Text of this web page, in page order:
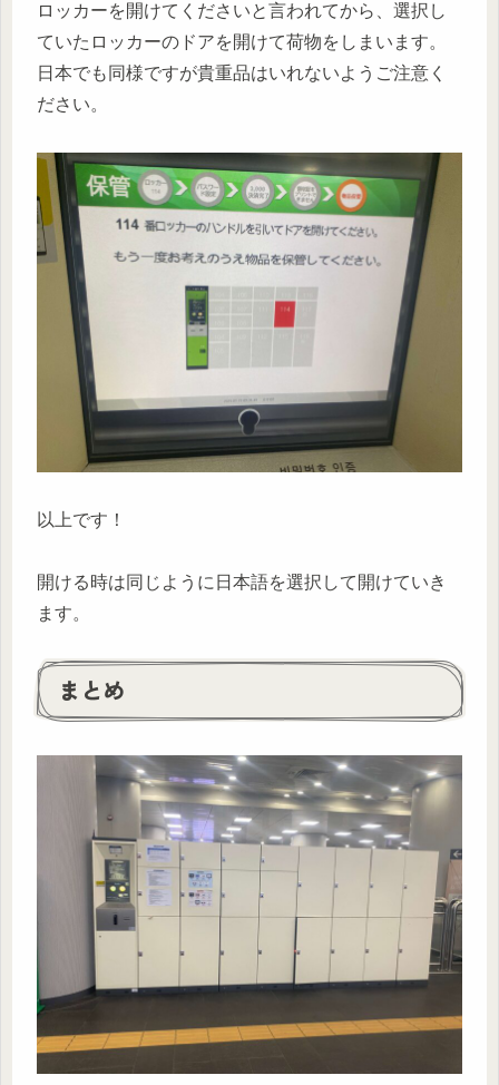
ロッカーを開けてくださいと言われてから、選択し
ていたロッカーのドアを開けて荷物をしまいます。
日本でも同様ですが貴重品はいれないようご注意く
ださい。
以上です！
開ける時は同じように日本語を選択して開けていき
ます。
まとめ